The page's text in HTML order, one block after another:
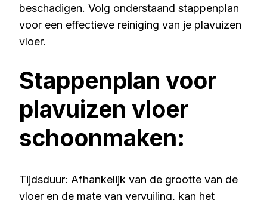
beschadigen. Volg onderstaand stappenplan
voor een effectieve reiniging van je plavuizen
vloer.
Stappenplan voor
plavuizen vloer
schoonmaken:
Tijdsduur: Afhankelijk van de grootte van de
vloer en de mate van vervuiling, kan het